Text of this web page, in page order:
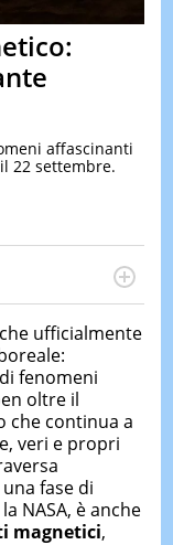
TEST
LE
DI
IERI
affascinanti
22 settembre.
Management
in ottica SEO e
attraverso
ufficialmente
fenomeni
oltre il
che continua a
veri e propri
fase di
NASA, è anche
magnetici,